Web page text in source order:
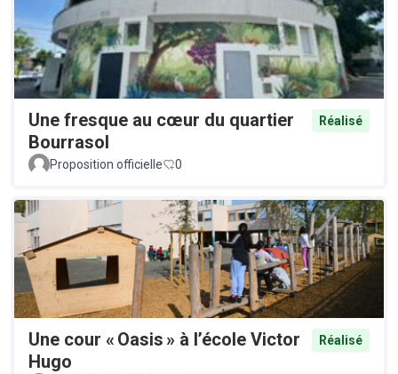
Une fresque au cœur du quartier
Bourrasol
Réalisé
Proposition officielle 0
Une cour « Oasis » à l’école Victor
Hugo
Réalisé